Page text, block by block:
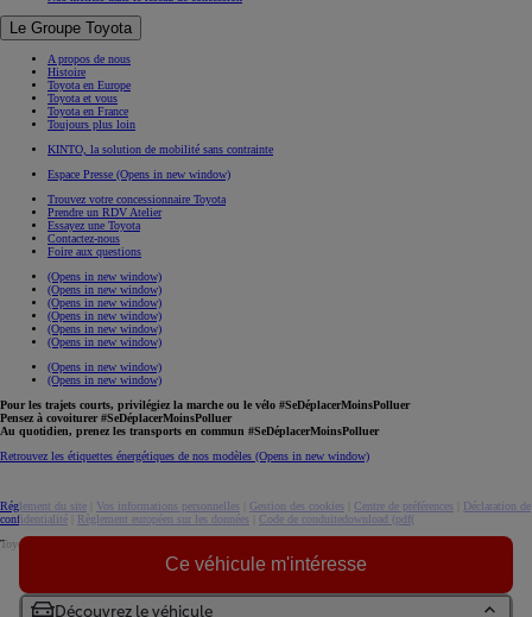
Ce véhicule m'intéresse
Découvrez le véhicule
Le Groupe Toyota
A propos de nous
Histoire
Toyota en Europe
Toyota et vous
Toyota en France
Toujours plus loin
KINTO, la solution de mobilité sans contrainte
Espace Presse (Opens in new window)
Trouvez votre concessionnaire Toyota
Prendre un RDV Atelier
Essayez une Toyota
Contactez-nous
Foire aux questions
(Opens in new window)
(Opens in new window)
(Opens in new window)
(Opens in new window)
(Opens in new window)
(Opens in new window)
(Opens in new window)
(Opens in new window)
Pour les trajets courts, privilégiez la marche ou le vélo #SeDéplacerMoinsPolluer
Pensez à covoiturer #SeDéplacerMoinsPolluer
Au quotidien, prenez les transports en commun #SeDéplacerMoinsPolluer
Retrouvez les étiquettes énergétiques de nos modèles (Opens in new window)
Réglement du site Vos informations personnelles Gestion des cookies Centre de préférences
Déclaration de
confidentialité
Règlement européen sur les données Code de conduitedownload (pdf(
Toyota. Tous droits réservés. © 2026